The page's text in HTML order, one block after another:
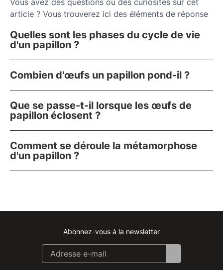
Vous avez des questions ou des curiosités sur cet
article ? Vous trouverez ici des éléments de réponse
Quelles sont les phases du cycle de vie
d'un papillon ?
Combien d'œufs un papillon pond-il ?
Que se passe-t-il lorsque les œufs de
papillon éclosent ?
Comment se déroule la métamorphose
d'un papillon ?
Instagram
Facebook
Linkedin
Youtube
Abonnez-vous à la newsletter